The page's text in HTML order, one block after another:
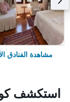
مشاهدة الفنادق
استكشف